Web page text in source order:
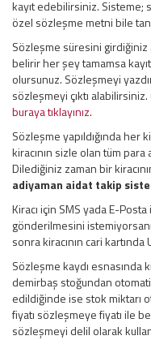
kayıt edebilirsiniz. Sisteme;
özel sözleşme metni bile
Sözleşme süresini
belirir her şey tamamsa
olursunuz. Sözleşmeyi
sözleşmeyi çıktı alabilirsiniz.
buraya tıklayınız.
Sözleşme yapıldığında her
kiracının sizle olan tüm
Dilediğiniz zaman bir
adiyaman aidat takip
Kiracı için SMS yada E-
gönderilmesini
sonra kiracının cari
Sözleşme kaydı esnasında
demirbaş stoğundan
edildiğinde ise stok miktarı
fiyatı sözleşmeye fiyatı ile
sözleşmeyi delil olarak